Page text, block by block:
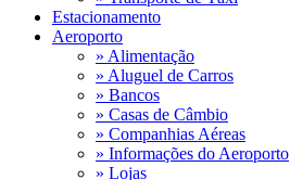
Estacionamento
Aeroporto
» Alimentação
» Aluguel de Carros
» Bancos
» Casas de Câmbio
» Companhias Aéreas
» Informações do Aeroporto
» Lojas